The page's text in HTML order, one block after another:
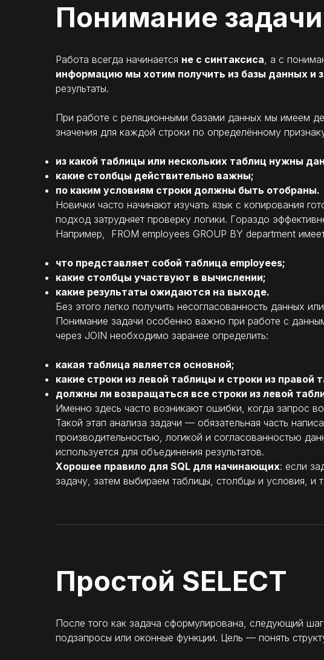
Понимание задачи
Работа всегда начинается не с синтаксиса, а с
информацию мы хотим получить из базы данных и
результаты.
При работе с реляционными базами данных мы имеем
значения для каждой строки по определённому
из какой таблицы или нескольких таблиц нужны
какие столбцы действительно важны;
по каким условиям строки должны быть отобраны.
Новички часто начинают изучать язык с копирования
подход затрудняет проверку логики. Гораздо
Например, FROM employees GROUP BY department
что представляет собой таблица employees;
какие столбцы участвуют в вычислении;
какие результаты ожидаются на выходе.
Без этого легко получить несогласованность данных
Понимание задачи особенно важно при работе с
через JOIN необходимо заранее определить:
какая таблица является основной;
какие строки из левой таблицы и строки из
должны ли возвращаться все строки из левой
Именно здесь часто возникают ошибки, когда запрос
Такой этап анализа задачи — обязательная часть
производительностью, логикой и согласованностью
используется для объединения результатов.
Хорошее правило для SQL для начинающих: если
задачу, затем выбираем таблицы, столбцы и условия, и
Простой SELECT
После того как задача сформулирована, следующий
подзапросы или оконные функции. Цель — понять